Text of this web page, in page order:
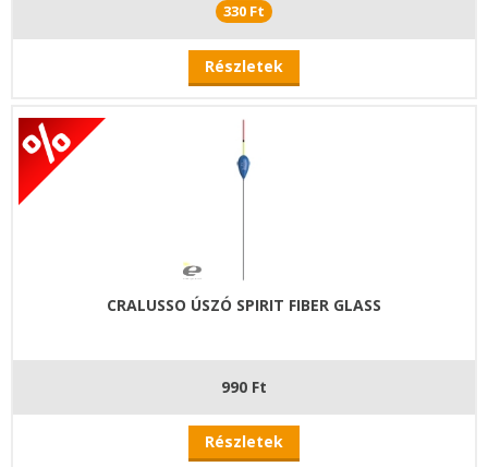
330 Ft
Részletek
CRALUSSO ÚSZÓ SPIRIT FIBER GLASS
990 Ft
Részletek